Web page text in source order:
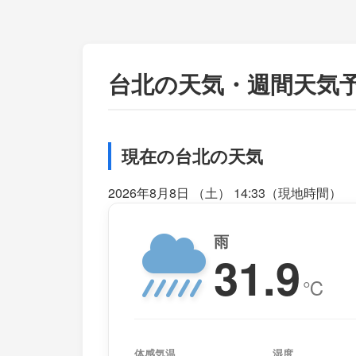
台北の天気・週間天気
現在の台北の天気
2026年8月8日 （土） 14:33（現地時間）
雨
31.9℃